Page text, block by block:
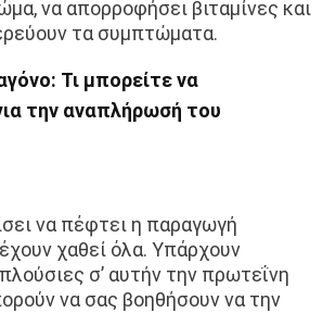
να απορροφήσει βιταμίνες και
τα συμπτώματα.
Τι μπορείτε να
την αναπλήρωσή του
να πέφτει η παραγωγή
χαθεί όλα. Υπάρχουν
σ’ αυτήν την πρωτεΐνη
να σας βοηθήσουν να την